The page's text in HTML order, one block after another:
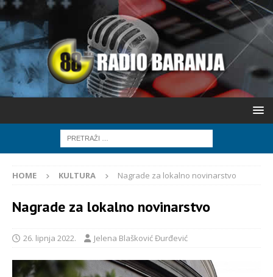
HOME KULTURA Nagrade za lokalno novinarstvo
Nagrade za lokalno novinarstvo
26. lipnja 2022. Jelena Blašković Đurđević